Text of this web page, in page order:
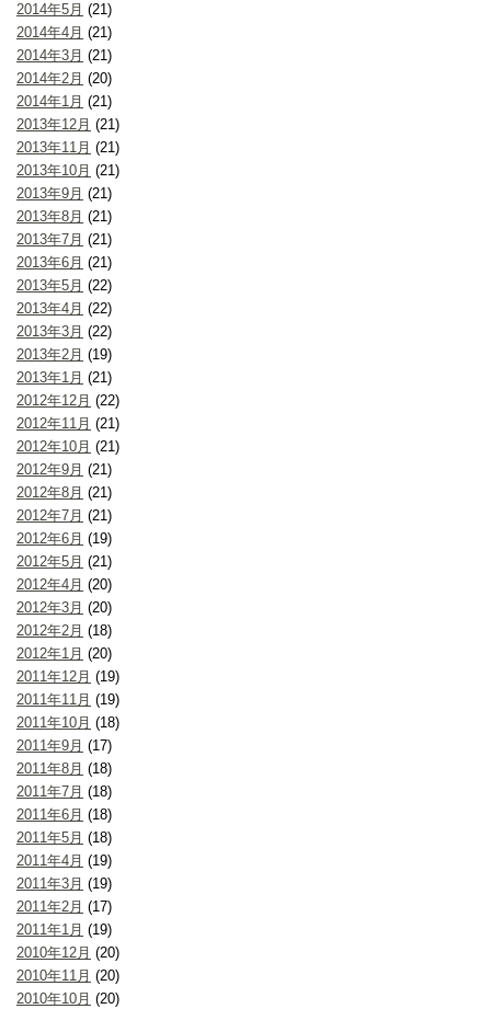
2014年5月 (21)
2014年4月 (21)
2014年3月 (21)
2014年2月 (20)
2014年1月 (21)
2013年12月 (21)
2013年11月 (21)
2013年10月 (21)
2013年9月 (21)
2013年8月 (21)
2013年7月 (21)
2013年6月 (21)
2013年5月 (22)
2013年4月 (22)
2013年3月 (22)
2013年2月 (19)
2013年1月 (21)
2012年12月 (22)
2012年11月 (21)
2012年10月 (21)
2012年9月 (21)
2012年8月 (21)
2012年7月 (21)
2012年6月 (19)
2012年5月 (21)
2012年4月 (20)
2012年3月 (20)
2012年2月 (18)
2012年1月 (20)
2011年12月 (19)
2011年11月 (19)
2011年10月 (18)
2011年9月 (17)
2011年8月 (18)
2011年7月 (18)
2011年6月 (18)
2011年5月 (18)
2011年4月 (19)
2011年3月 (19)
2011年2月 (17)
2011年1月 (19)
2010年12月 (20)
2010年11月 (20)
2010年10月 (20)